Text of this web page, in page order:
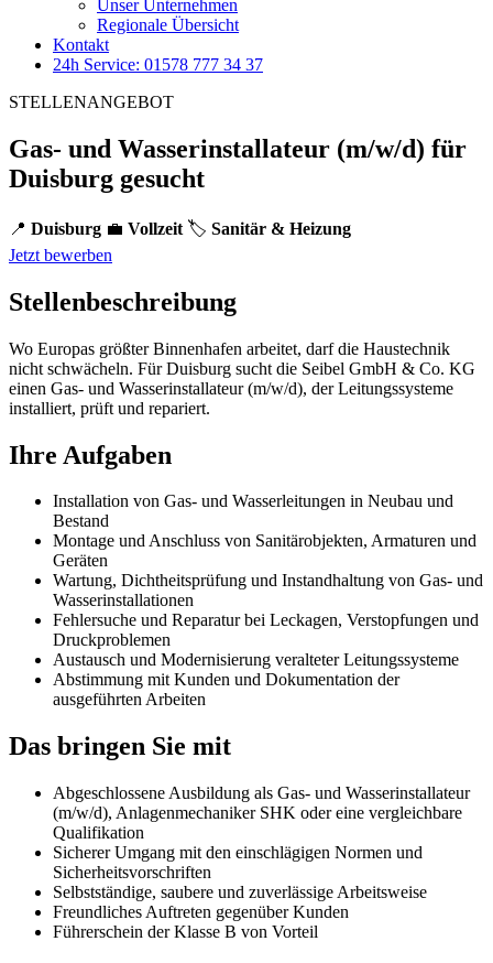
Unser Unternehmen
Regionale Übersicht
Kontakt
24h Service: 01578 777 34 37
STELLENANGEBOT
Gas- und Wasserinstallateur (m/w/d) für
Duisburg gesucht
📍 Duisburg 💼 Vollzeit 🏷️ Sanitär & Heizung
Jetzt bewerben
Stellenbeschreibung
Wo Europas größter Binnenhafen arbeitet, darf die Haustechnik
nicht schwächeln. Für Duisburg sucht die Seibel GmbH & Co. KG
einen Gas- und Wasserinstallateur (m/w/d), der Leitungssysteme
installiert, prüft und repariert.
Ihre Aufgaben
Installation von Gas- und Wasserleitungen in Neubau und
Bestand
Montage und Anschluss von Sanitärobjekten, Armaturen und
Geräten
Wartung, Dichtheitsprüfung und Instandhaltung von Gas- und
Wasserinstallationen
Fehlersuche und Reparatur bei Leckagen, Verstopfungen und
Druckproblemen
Austausch und Modernisierung veralteter Leitungssysteme
Abstimmung mit Kunden und Dokumentation der
ausgeführten Arbeiten
Das bringen Sie mit
Abgeschlossene Ausbildung als Gas- und Wasserinstallateur
(m/w/d), Anlagenmechaniker SHK oder eine vergleichbare
Qualifikation
Sicherer Umgang mit den einschlägigen Normen und
Sicherheitsvorschriften
Selbstständige, saubere und zuverlässige Arbeitsweise
Freundliches Auftreten gegenüber Kunden
Führerschein der Klasse B von Vorteil